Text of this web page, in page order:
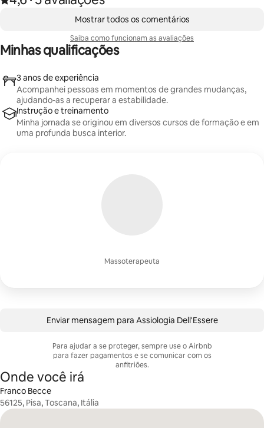
,
Mostrar todos os comentários
Saiba como funcionam as avaliações
Minhas qualificações
Massoterapeuta
3 anos de experiência
Acompanhei pessoas em momentos de grandes mudanças,
ajudando-as a recuperar a estabilidade.
Instrução e treinamento
Minha jornada se originou em diversos cursos de formação e em
uma profunda busca interior.
Enviar mensagem para Assiologia Dell'Essere
Para ajudar a se proteger, sempre use o Airbnb
para fazer pagamentos e se comunicar com os
anfitriões.
Onde você irá
Franco Becce
56125, Pisa, Toscana, Itália